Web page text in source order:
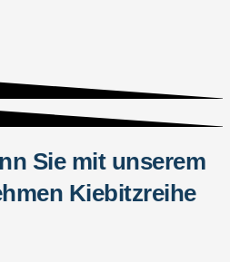
Sie mit unserem
Kiebitzreihe